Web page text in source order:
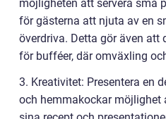
möjligheten att servera små
för gästerna att njuta av en
överdriva. Detta gör även att
för bufféer, där omväxling
3. Kreativitet: Presentera en
och hemmakockar möjlighet